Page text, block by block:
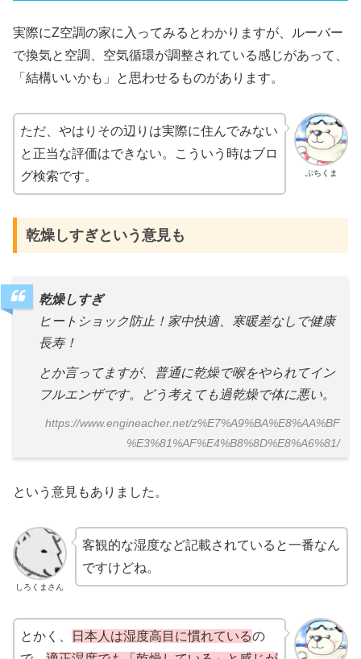
実際にZ空調の家に入ってみるとわかりますが、ルーバー
で換気と空調、空気循環が調整されている感じがあって、
「結構いいかも」と思わせるものがあります。
ぶちくま
ただ、やはりその辺りは実際に住んでみない
と正当な評価はできない。こういう時はブロ
グ検索です。
乾燥しすぎという意見も
乾燥しすぎ
ヒートショック防止！家中快適、寒暖差なしで健康
長寿！
とか言ってますが、普通に乾燥で喉をやられてイン
フルエンザです。どう考えても過乾燥で体に悪い。
https://www.engineacher.net/z%E7%A9%BA%E8%AA%BF
%E3%81%AF%E4%B8%8D%E8%A6%81/
という意見もありました。
しろくまさん
客観的な湿度など記載されていると一番なん
ですけどね。
とかく、 日本人は湿度高目に慣れているの